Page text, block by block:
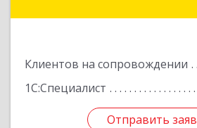
Клиентов на сопровождении
1С:Специалист
Отправить
Отправить